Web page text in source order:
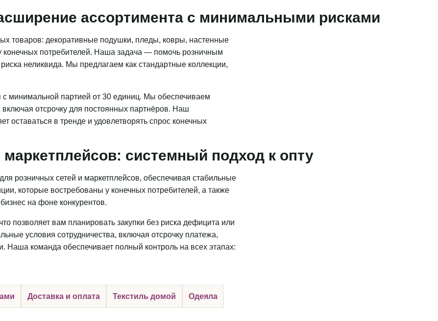
ассортимента с минимальными рисками
товаров: декоративные подушки, пледы, ковры, настенные
конечных потребителей. Наша задача — помочь розничным
неликвида. Мы предлагаем как стандартные коллекции,
минимальной партией от 30 единиц. Мы обеспечиваем
отсрочку для постоянных партнёров. Наш
оставаться в тренде и удовлетворять спрос конечных
системный подход к опту
розничных сетей и маркетплейсов, обеспечивая стабильные
которые востребованы у конечных потребителей, а также
на фоне конкурентов.
позволяет вам планировать закупки без риска дефицита или
условия сотрудничества, включая отсрочку платежа,
Наша команда обеспечивает полный контроль на всех этапах:
Доставка и оплата Текстиль домой Одеяла